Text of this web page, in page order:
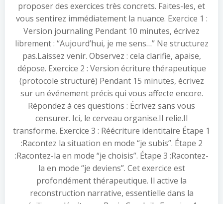
proposer des exercices très concrets. Faites-les, et
vous sentirez immédiatement la nuance. Exercice 1 :
Version journaling Pendant 10 minutes, écrivez
librement : “Aujourd’hui, je me sens…” Ne structurez
pas.Laissez venir. Observez : cela clarifie, apaise,
dépose. Exercice 2 : Version écriture thérapeutique
(protocole structuré) Pendant 15 minutes, écrivez
sur un événement précis qui vous affecte encore.
Répondez à ces questions : Écrivez sans vous
censurer. Ici, le cerveau organise.Il relie.Il
transforme. Exercice 3 : Réécriture identitaire Étape 1
:Racontez la situation en mode “je subis”. Étape 2
:Racontez-la en mode “je choisis”. Étape 3 :Racontez-
la en mode “je deviens”. Cet exercice est
profondément thérapeutique. Il active la
reconstruction narrative, essentielle dans la